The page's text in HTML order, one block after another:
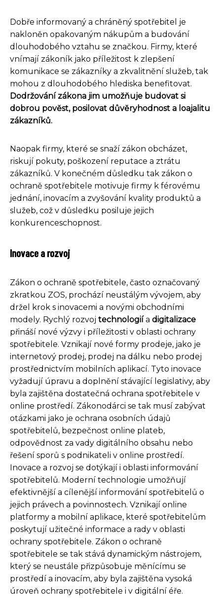
Dobře informovaný a chráněný spotřebitel je
nakloněn opakovaným nákupům a budování
dlouhodobého vztahu se značkou. Firmy, které
vnímají zákoník jako příležitost k zlepšení
komunikace se zákazníky a zkvalitnění služeb, tak
mohou z dlouhodobého hlediska benefitovat.
Dodržování zákona jim umožňuje budovat si
dobrou pověst, posilovat důvěryhodnost a loajalitu
zákazníků.
Naopak firmy, které se snaží zákon obcházet,
riskují pokuty, poškození reputace a ztrátu
zákazníků. V konečném důsledku tak zákon o
ochraně spotřebitele motivuje firmy k férovému
jednání, inovacím a zvyšování kvality produktů a
služeb, což v důsledku posiluje jejich
konkurenceschopnost.
Inovace a rozvoj
Zákon o ochraně spotřebitele, často označovaný
zkratkou ZOS, prochází neustálým vývojem, aby
držel krok s inovacemi a novými obchodními
modely. Rychlý rozvoj technologií a digitalizace
přináší nové výzvy i příležitosti v oblasti ochrany
spotřebitele. Vznikají nové formy prodeje, jako je
internetový prodej, prodej na dálku nebo prodej
prostřednictvím mobilních aplikací. Tyto inovace
vyžadují úpravu a doplnění stávající legislativy, aby
byla zajištěna dostatečná ochrana spotřebitele v
online prostředí. Zákonodárci se tak musí zabývat
otázkami jako je ochrana osobních údajů
spotřebitelů, bezpečnost online plateb,
odpovědnost za vady digitálního obsahu nebo
řešení sporů s podnikateli v online prostředí.
Inovace a rozvoj se dotýkají i oblasti informování
spotřebitelů. Moderní technologie umožňují
efektivnější a cílenější informování spotřebitelů o
jejich právech a povinnostech. Vznikají online
platformy a mobilní aplikace, které spotřebitelům
poskytují užitečné informace a rady v oblasti
ochrany spotřebitele. Zákon o ochraně
spotřebitele se tak stává dynamickým nástrojem,
který se neustále přizpůsobuje měnícímu se
prostředí a inovacím, aby byla zajištěna vysoká
úroveň ochrany spotřebitele i v digitální éře.